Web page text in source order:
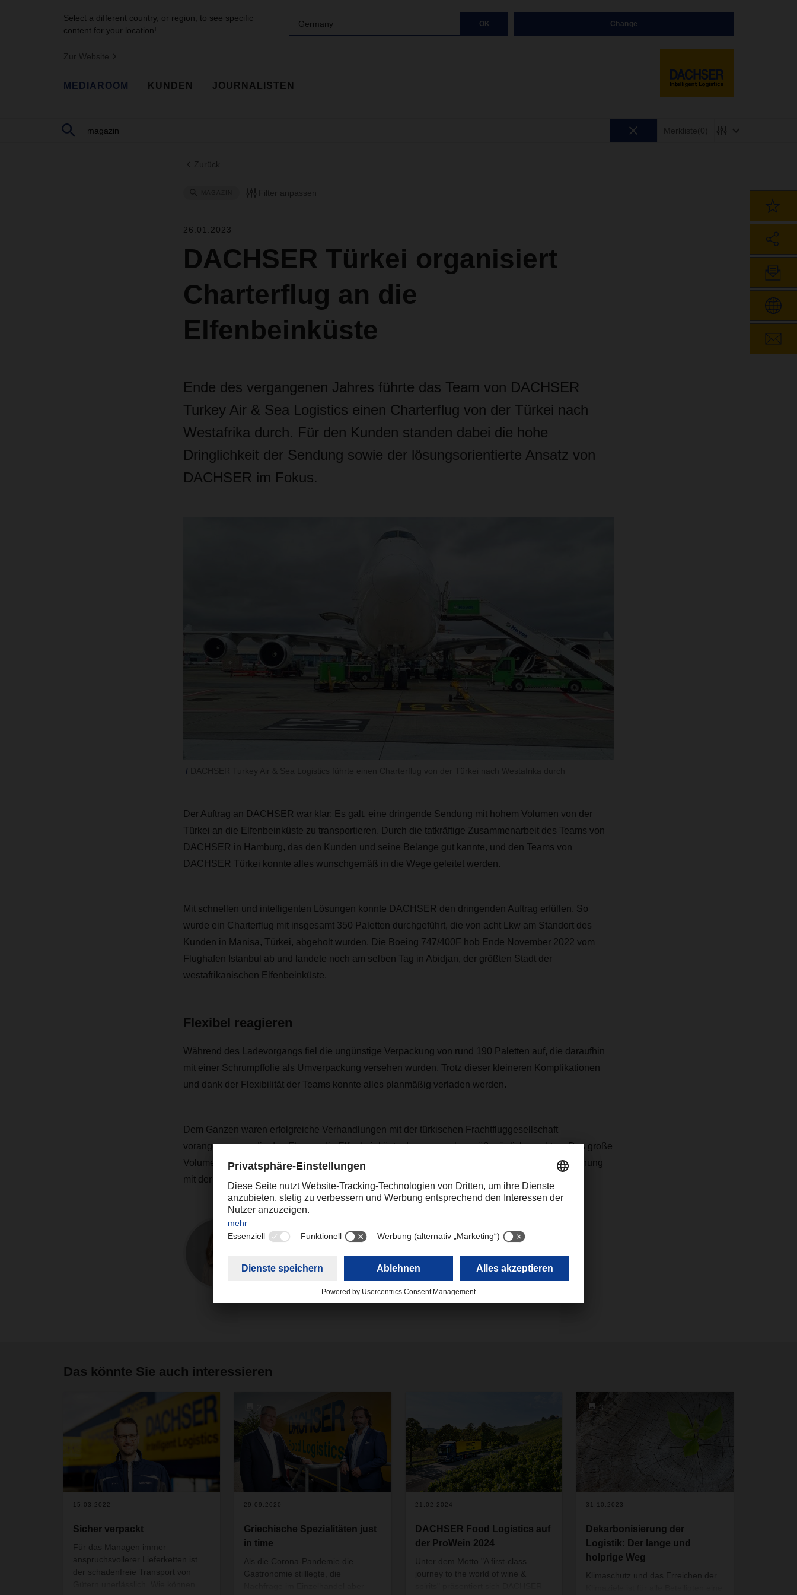
Select a different country, or region, to see specific
content for your location!
Germany OK Change
Zur Website
MEDIAROOM KUNDEN JOURNALISTEN
Merkliste(0)
Zurück
Filter anpassen
26.01.2023
DACHSER Türkei organisiert
Charterflug an die
Elfenbeinküste
Ende des vergangenen Jahres führte das Team von DACHSER
Turkey Air & Sea Logistics einen Charterflug von der Türkei nach
Westafrika durch. Für den Kunden standen dabei die hohe
Dringlichkeit der Sendung sowie der lösungsorientierte Ansatz von
DACHSER im Fokus.
Der Auftrag an DACHSER war klar: Es galt, eine dringende Sendung mit hohem Volumen von der
Türkei an die Elfenbeinküste zu transportieren. Durch die tatkräftige Zusammenarbeit des Teams von
DACHSER in Hamburg, das den Kunden und seine Belange gut kannte, und den Teams von
DACHSER Türkei konnte alles wunschgemäß in die Wege geleitet werden.
Mit schnellen und intelligenten Lösungen konnte DACHSER den dringenden Auftrag erfüllen. So
wurde ein Charterflug mit insgesamt 350 Paletten durchgeführt, die von acht Lkw am Standort des
Kunden in Manisa, Türkei, abgeholt wurden. Die Boeing 747/400F hob Ende November 2022 vom
Flughafen Istanbul ab und landete noch am selben Tag in Abidjan, der größten Stadt der
westafrikanischen Elfenbeinküste.
Flexibel reagieren
Während des Ladevorgangs fiel die ungünstige Verpackung von rund 190 Paletten auf, die daraufhin
mit einer Schrumpffolie als Umverpackung versehen wurden. Trotz dieser kleineren Komplikationen
und dank der Flexibilität der Teams konnte alles planmäßig verladen werden.
Dem Ganzen waren erfolgreiche Verhandlungen mit der türkischen Frachtfluggesellschaft
vorangegangen, die den Flug an die Elfenbeinküste dann wunschgemäß möglich machten. Das große
Volumen der Sendung und die Professionalität der Teams haben die ohnehin schon gute Beziehung
mit der Fluggesellschaft weiter gestärkt und so eine gute Basis für künftige Projekte gelegt.
Kontakt
Corporate Public Relations
+49 831 5916-1421
theresia.glaeser@dachser.com
Das könnte Sie auch interessieren
15.03.2022
Sicher verpackt
Für das Managen immer
anspruchsvollerer Lieferketten ist
der schadenfreie Transport von
29.09.2020
Griechische Spezialitäten just
in time
Als die Corona-Pandemie die
Gastronomie stilllegte, die
21.02.2024
DACHSER Food Logistics auf
der ProWein 2024
Unter dem Motto "A first-class
journey to the world of wine &
3
31.10.2023
Dekarbonisierung der
Logistik: Der lange und
holprige Weg
Klimaschutz und das Erreichen der